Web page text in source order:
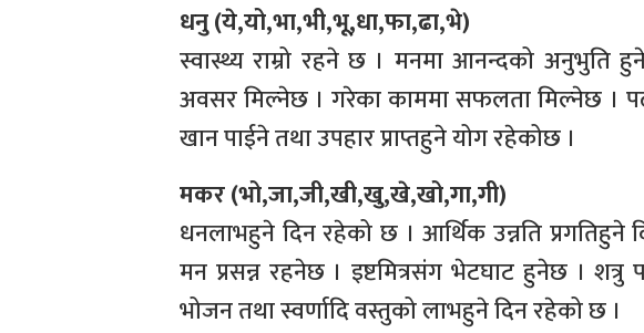
धनु (ये,यो,भा,भी,भू,धा,फा,ढा,भे)
स्वास्थ्य राम्रो रहने छ । मनमा आनन्दको अनुभुति
अवसर मिल्नेछ । गरेका काममा सफलता मिल्नेछ ।
खान पाईने तथा उपहार प्राप्तहुने योग रहेकोछ ।
मकर (भो,जा,जी,खी,खु,खे,खो,गा,गी)
धनलाभहुने दिन रहेको छ । आर्थिक उन्नति
मन प्रसन्न रहनेछ । इष्टमित्रसंग भेटघाट हुनेछ । शत्रु
भोजन तथा स्वर्णादि वस्तुको लाभहुने दिन रहेको छ ।